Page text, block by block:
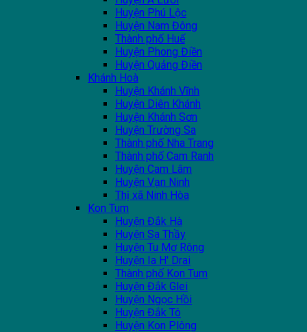
Huyện Phú Lộc
Huyện Nam Đông
Thành phố Huế
Huyện Phong Điền
Huyện Quảng Điền
Khánh Hoà
Huyện Khánh Vĩnh
Huyện Diên Khánh
Huyện Khánh Sơn
Huyện Trường Sa
Thành phố Nha Trang
Thành phố Cam Ranh
Huyện Cam Lâm
Huyện Vạn Ninh
Thị xã Ninh Hòa
Kon Tum
Huyện Đắk Hà
Huyện Sa Thầy
Huyện Tu Mơ Rông
Huyện Ia H' Drai
Thành phố Kon Tum
Huyện Đắk Glei
Huyện Ngọc Hồi
Huyện Đắk Tô
Huyện Kon Plông